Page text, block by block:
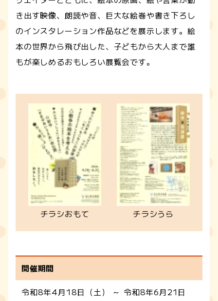
き出す映像、朗読や音、巨大な絵巻や書き下ろし
のインスタレーション作品などを展示します。絵
本の世界から飛び出した、子どもから大人まで誰
もが楽しめるおもしろい展覧会です。
チラシおもて チラシうら
開催期間
令和8年4月18日（土） ～ 令和8年6月21日